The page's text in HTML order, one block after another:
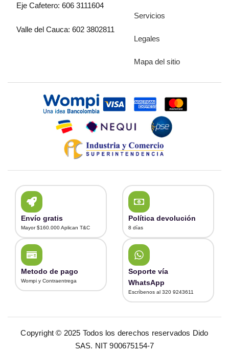
Eje Cafetero: 606 3111604
Valle del Cauca: 602 3802811
Servicios
Legales
Mapa del sitio
Envío gratis
Mayor $160.000 Aplican T&C
Política devolución
8 días
Metodo de pago
Wompi y Contraentrega
Soporte vía
WhatsApp
Escríbenos al 320 9243611
Copyright © 2025 Todos los derechos reservados Dido
SAS. NIT 900675154-7